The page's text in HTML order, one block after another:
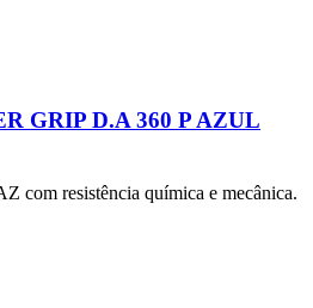
GRIP D.A 360 P AZUL
com resistência química e mecânica.